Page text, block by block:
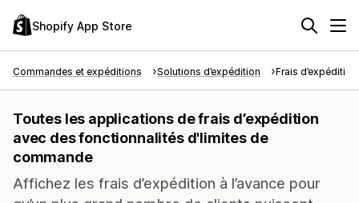
Shopify App Store
Commandes et expéditions Solutions d’expédition Frais d’expédition
Toutes les applications de frais d’expédition
avec des fonctionnalités d'limites de
commande
Affichez les frais d’expédition à l’avance pour